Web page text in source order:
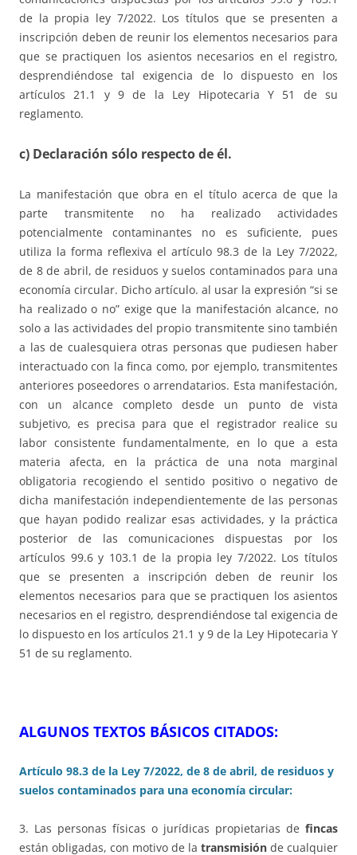
de la propia ley 7/2022. Los títulos que se presenten a
inscripción deben de reunir los elementos necesarios para
que se practiquen los asientos necesarios en el registro,
desprendiéndose tal exigencia de lo dispuesto en los
artículos 21.1 y 9 de la Ley Hipotecaria Y 51 de su
reglamento.
c) Declaración sólo respecto de él.
La manifestación que obra en el título acerca de que la
parte transmitente no ha realizado actividades
potencialmente contaminantes no es suficiente, pues
utiliza la forma reflexiva el artículo 98.3 de la Ley 7/2022,
de 8 de abril, de residuos y suelos contaminados para una
economía circular. Dicho artículo. al usar la expresión “si se
ha realizado o no” exige que la manifestación alcance, no
solo a las actividades del propio transmitente sino también
a las de cualesquiera otras personas que pudiesen haber
interactuado con la finca como, por ejemplo, transmitentes
anteriores poseedores o arrendatarios. Esta manifestación,
con un alcance completo desde un punto de vista
subjetivo, es precisa para que el registrador realice su
labor consistente fundamentalmente, en lo que a esta
materia afecta, en la práctica de una nota marginal
obligatoria recogiendo el sentido positivo o negativo de
dicha manifestación independientemente de las personas
que hayan podido realizar esas actividades, y la práctica
posterior de las comunicaciones dispuestas por los
artículos 99.6 y 103.1 de la propia ley 7/2022. Los títulos
que se presenten a inscripción deben de reunir los
elementos necesarios para que se practiquen los asientos
necesarios en el registro, desprendiéndose tal exigencia de
lo dispuesto en los artículos 21.1 y 9 de la Ley Hipotecaria Y
51 de su reglamento.
ALGUNOS TEXTOS BÁSICOS CITADOS:
Artículo 98.3 de la Ley 7/2022, de 8 de abril, de residuos y
suelos contaminados para una economía circular:
3. Las personas físicas o jurídicas propietarias de fincas
están obligadas, con motivo de la transmisión de cualquier